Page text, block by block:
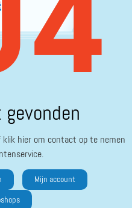
klik hier om contact op te nemen
Mijn account